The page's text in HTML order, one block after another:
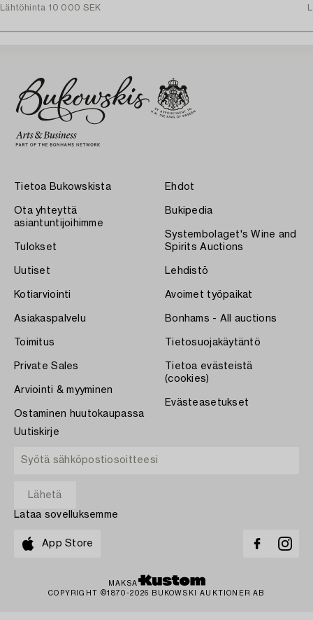
Lähtöhinta 10 000 SEK
Tietoa Bukowskista
Ota yhteyttä
asiantuntijoihimme
Tulokset
Uutiset
Kotiarviointi
Asiakaspalvelu
Toimitus
Private Sales
Arviointi & myyminen
Ostaminen huutokaupassa
Ehdot
Bukipedia
Systembolaget's Wine and
Spirits Auctions
Lehdistö
Avoimet työpaikat
Bonhams - All auctions
Tietosuojakäytäntö
Tietoa evästeistä
(cookies)
Evästeasetukset
Uutiskirje
Lataa sovelluksemme
App Store
MAKSA
COPYRIGHT ©1870-2026 BUKOWSKI AUKTIONER AB